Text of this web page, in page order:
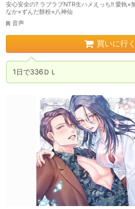
安心安全の? ラブラブNTR生ハメえっち!! 愛執×
なか×ずんだ餅粉×八神仙
音声
買いに行く
1日で336ＤＬ